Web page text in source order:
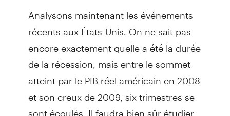
Analysons maintenant les événements
récents aux États-Unis. On ne sait pas
encore exactement quelle a été la durée
de la récession, mais entre le sommet
atteint par le PIB réel américain en 2008
et son creux de 2009, six trimestres se
sont écoulés. Il faudra bien sûr étudier